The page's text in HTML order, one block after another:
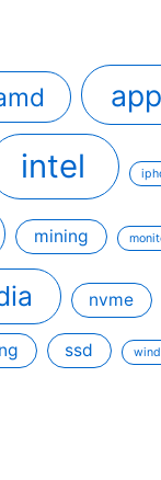
intel
mining
nvme
ssd